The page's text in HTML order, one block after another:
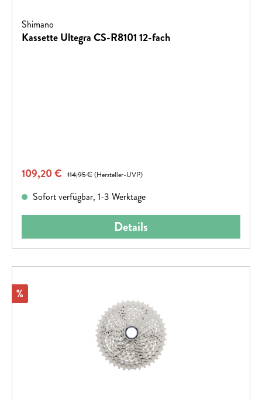
Shimano
Kassette Ultegra CS-R8101 12-fach
Verkaufspreis:
109,20 € Regulärer Preis:
114,95 €(Hersteller-UVP)
Sofort verfügbar, 1-3 Werktage
Details
Rabatt
%